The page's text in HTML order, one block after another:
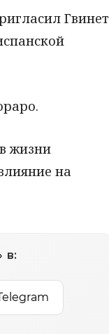
Гвинет
жизни
на
в: